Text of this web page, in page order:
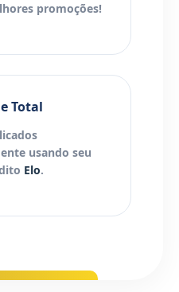
promoções!
Total
usando seu
Elo.